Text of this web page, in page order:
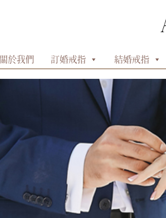
關於我們 訂婚戒指 結婚戒指